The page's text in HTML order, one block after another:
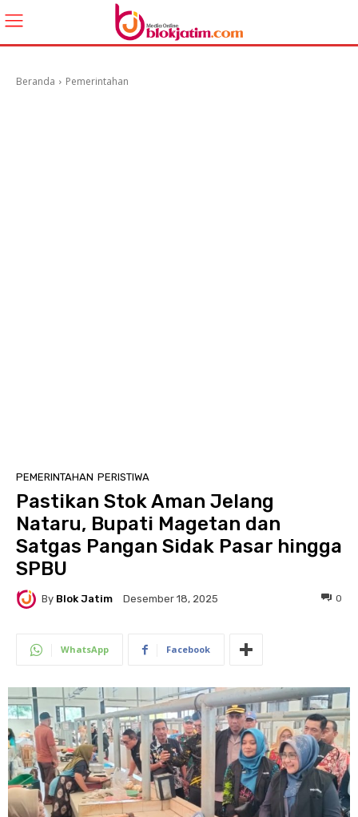
Beranda Pemerintahan
PEMERINTAHAN PERISTIWA
Pastikan Stok Aman Jelang
Nataru, Bupati Magetan dan
Satgas Pangan Sidak Pasar hingga
SPBU
By Blok Jatim Desember 18, 2025 0
WhatsApp Facebook